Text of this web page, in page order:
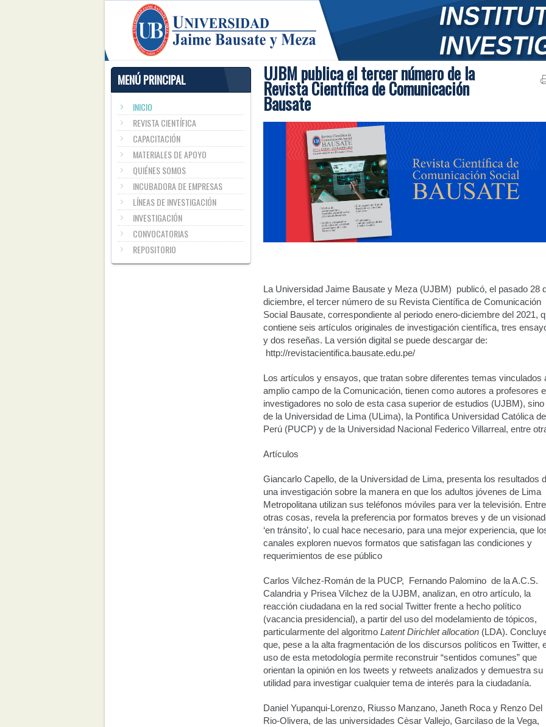
MENÚ PRINCIPAL
INICIO
REVISTA CIENTÍFICA
CAPACITACIÓN
MATERIALES DE APOYO
QUIÉNES SOMOS
INCUBADORA DE EMPRESAS
LÍNEAS DE INVESTIGACIÓN
INVESTIGACIÓN
CONVOCATORIAS
REPOSITORIO
UJBM publica el tercer número de la
Revista Científica de Comunicación
Bausate
La Universidad Jaime Bausate y Meza (UJBM) publicó, el pasado 28
diciembre, el tercer número de su Revista Científica de Comunicación
Social Bausate, correspondiente al periodo enero-diciembre del 2021,
contiene seis artículos originales de investigación científica, tres
y dos reseñas. La versión digital se puede descargar de:
http://revistacientifica.bausate.edu.pe/
Los artículos y ensayos, que tratan sobre diferentes temas vinculados
amplio campo de la Comunicación, tienen como autores a profesores e
investigadores no solo de esta casa superior de estudios (UJBM), sino
de la Universidad de Lima (ULima), la Pontifica Universidad Católica
Perú (PUCP) y de la Universidad Nacional Federico Villarreal, entre
Artículos
Giancarlo Capello, de la Universidad de Lima, presenta los resultados
una investigación sobre la manera en que los adultos jóvenes de Lima
Metropolitana utilizan sus teléfonos móviles para ver la televisión. Entre
otras cosas, revela la preferencia por formatos breves y de un
‘en tránsito’, lo cual hace necesario, para una mejor experiencia, que
canales exploren nuevos formatos que satisfagan las condiciones y
requerimientos de ese público
Carlos Vilchez-Román de la PUCP, Fernando Palomino de la A.C.S.
Calandria y Prisea Vilchez de la UJBM, analizan, en otro artículo, la
reacción ciudadana en la red social Twitter frente a hecho político
(vacancia presidencial), a partir del uso del modelamiento de tópicos,
particularmente del algoritmo Latent Dirichlet allocation(LDA).
que, pese a la alta fragmentación de los discursos políticos en Twitter,
uso de esta metodología permite reconstruir “sentidos comunes” que
orientan la opinión en los tweets y retweets analizados y demuestra su
utilidad para investigar cualquier tema de interés para la ciudadanía.
Daniel Yupanqui-Lorenzo, Riusso Manzano, Janeth Roca y Renzo Del
Rio-Olivera, de las universidades Cèsar Vallejo, Garcilaso de la Vega,